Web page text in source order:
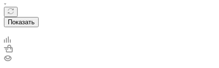
Показать